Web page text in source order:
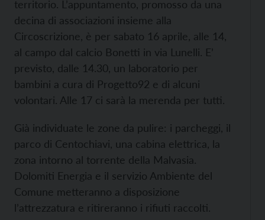
territorio. L’appuntamento, promosso da una
decina di associazioni insieme alla
Circoscrizione, è per sabato 16 aprile, alle 14,
al campo dal calcio Bonetti in via Lunelli. E’
previsto, dalle 14.30, un laboratorio per
bambini a cura di Progetto92 e di alcuni
volontari. Alle 17 ci sarà la merenda per tutti.
Già individuate le zone da pulire: i parcheggi, il
parco di Centochiavi, una cabina elettrica, la
zona intorno al torrente della Malvasia.
Dolomiti Energia e il servizio Ambiente del
Comune metteranno a disposizione
l’attrezzatura e ritireranno i rifiuti raccolti.